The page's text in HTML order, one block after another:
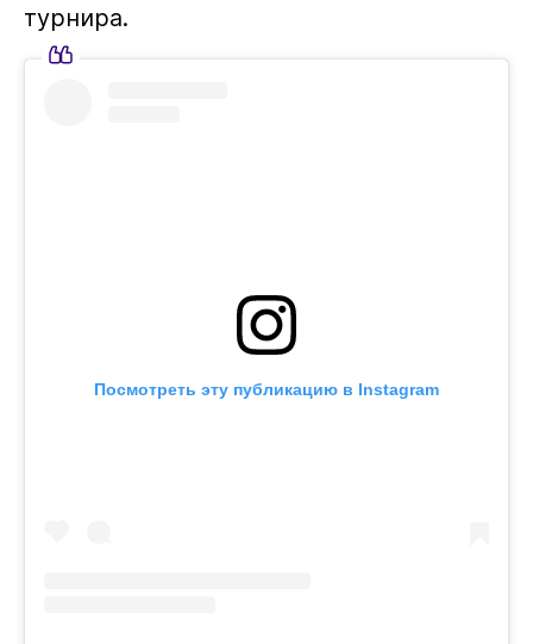
турнира.
Посмотреть эту публикацию в Instagram